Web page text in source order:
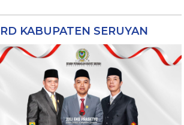
KABUPATEN SERUYAN